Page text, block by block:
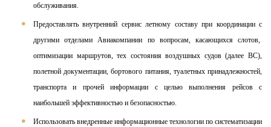
обслуживания.
Предоставлять внутренний сервис летному составу при координации с
другими отделами Авиакомпании по вопросам, касающихся слотов,
оптимизации маршрутов, тех состояния воздушных судов (далее ВС),
полетной документации, бортового питания, туалетных принадлежностей,
транспорта и прочей информации с целью выполнения рейсов с
наибольшей эффективностью и безопасностью.
Использовать внедренные информационные технологии по систематизации